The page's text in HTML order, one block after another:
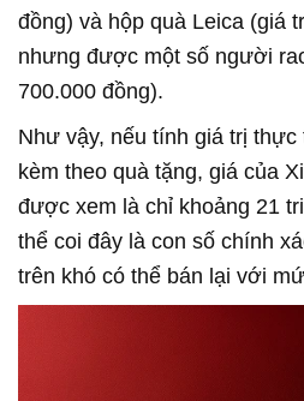
đồng) và hộp quà Leica (giá
nhưng được một số người
700.000 đồng).
Như vậy, nếu tính giá trị thực
kèm theo quà tặng, giá của
được xem là chỉ khoảng 21
thể coi đây là con số chính
trên khó có thể bán lại với